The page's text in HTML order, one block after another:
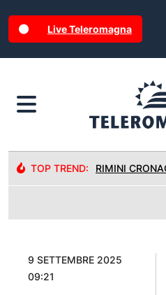
Live Teleromagna
TOP TREND: RIMINI
9 SETTEMBRE 2025
09:21